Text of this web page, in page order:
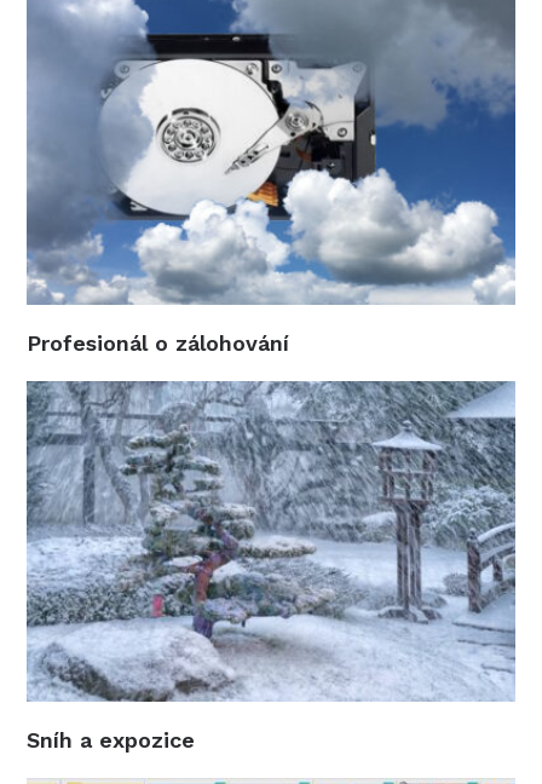
Profesionál o zálohování
Sníh a expozice